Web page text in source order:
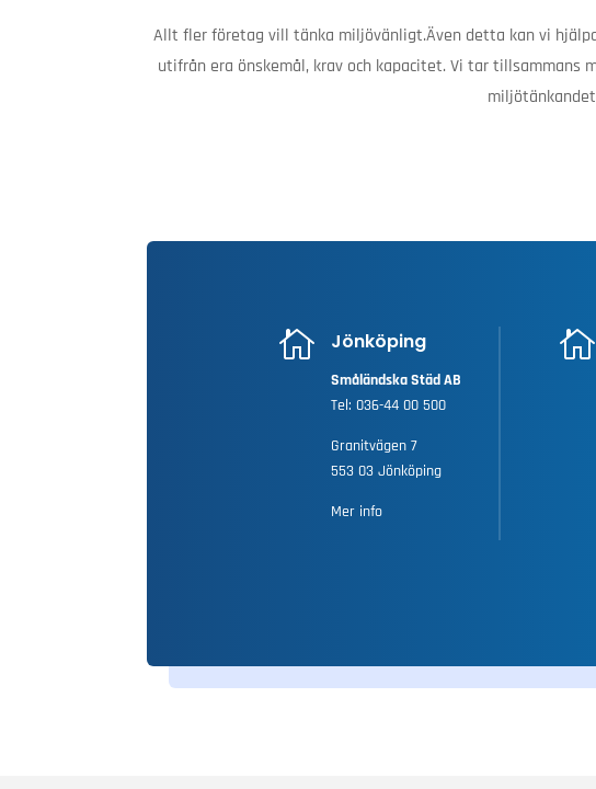
Allt fler företag vill tänka miljövänligt.Även detta kan vi
utifrån era önskemål, krav och kapacitet. Vi tar tillsammans
 Jönköping
Småländska Städ AB
Tel:036-44 00 500
Granitvägen 7
553 03 Jönköping
Mer info
